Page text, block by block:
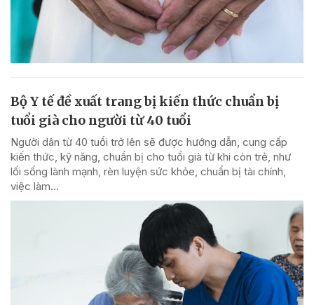
Bộ Y tế đề xuất trang bị kiến thức chuẩn bị
tuổi già cho người từ 40 tuổi
Người dân từ 40 tuổi trở lên sẽ được hướng dẫn, cung cấp
kiến thức, kỹ năng, chuẩn bị cho tuổi già từ khi còn trẻ, như
lối sống lành mạnh, rèn luyện sức khỏe, chuẩn bị tài chính,
việc làm...